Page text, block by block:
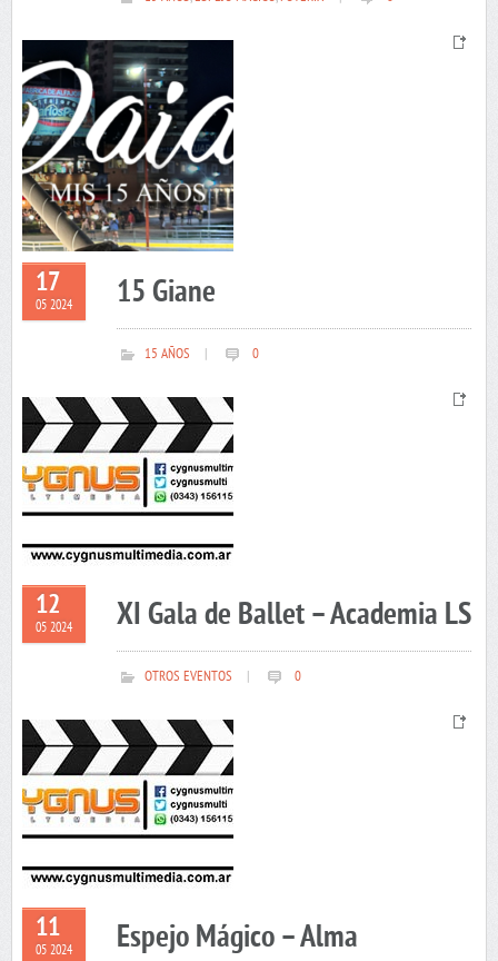
17
05 2024 15 Giane
15 AÑOS 0
12
05 2024 XI Gala de Ballet – Academia LS
OTROS EVENTOS 0
11
05 2024 Espejo Mágico – Alma